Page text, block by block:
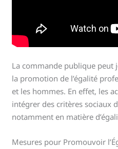
La commande publique
la promotion de l’égalité
et les hommes. En effet, les
intégrer des critères sociaux
notamment en matière
Mesures pour Promouvoir